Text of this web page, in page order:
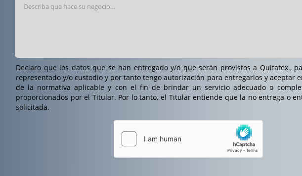
Declaro que los datos que se han entregado y/o que serán provistos a Quifatex.,
representado y/o custodio y por tanto tengo autorización para entregarlos y aceptar
de la normativa aplicable y con el fin de brindar un servicio adecuado o
proporcionados por el Titular. Por lo tanto, el Titular entiende que la no entrega o
solicitada.